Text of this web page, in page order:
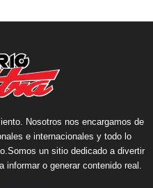
Nosotros nos encargamos de
e internacionales y todo lo
un sitio dedicado a divertir
informar o generar contenido real.